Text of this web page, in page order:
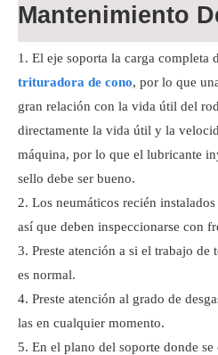
Mantenimiento
El eje soporta la carga completa
trituradora de cono, por lo que
gran relación con la vida útil del
directamente la vida útil y la
máquina, por lo que el lubricante
sello debe ser bueno.
Los neumáticos recién
así que deben inspeccionarse con
Preste atención a si el trabajo de
es normal.
Preste atención al grado de
las en cualquier momento.
En el plano del soporte donde